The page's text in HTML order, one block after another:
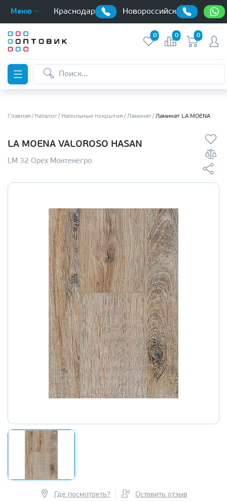
Меню Краснодар Новороссийск
0 0 0
Главная Каталог Напольные покрытия Ламинат Ламинат LA MOENA
LA MOENA VALOROSO HASAN
LM 32 Орех Монтенегро
Где посмотреть? Оставить отзыв